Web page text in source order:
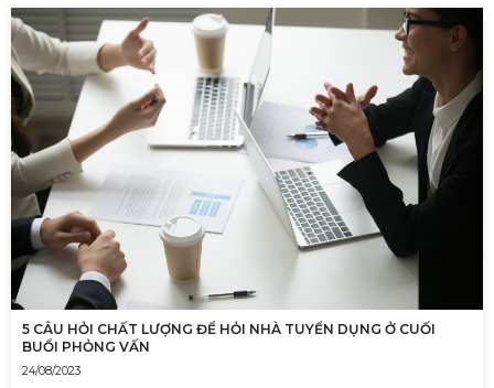
5 CÂU HỎI CHẤT LƯỢNG ĐỂ HỎI NHÀ TUYỂN DỤNG Ở CUỐI
BUỔI PHỎNG VẤN
24/08/2023